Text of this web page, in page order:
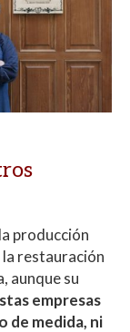
producción
restauración
aunque su
empresas
de medida, ni